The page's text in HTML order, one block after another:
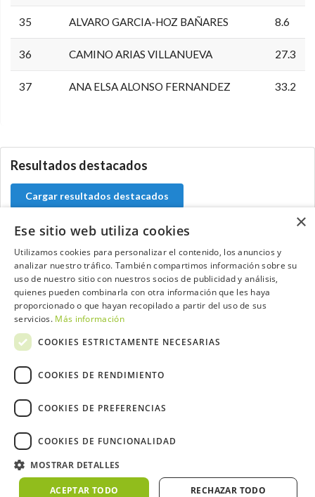
35 ALVARO GARCIA-HOZ BAÑARES 8.6
36 CAMINO ARIAS VILLANUEVA 27.3
37 ANA ELSA ALONSO FERNANDEZ 33.2
Resultados destacados
Cargar resultados destacados
Contacta con el equipo de NextCaddy
Opina Contacta
2026 ©NextCaddy.
Política de Cookies
Política de Privacidad
Términos y Condiciones
Meteo ©AEMET Meteo ©DarkSky
×
Ese sitio web utiliza cookies
Utilizamos cookies para personalizar el contenido, los anuncios y
analizar nuestro tráfico. También compartimos información sobre su
uso de nuestro sitio con nuestros socios de publicidad y análisis,
quienes pueden combinarla con otra información que les haya
proporcionado o que hayan recopilado a partir del uso de sus
servicios. Más información
COOKIES ESTRICTAMENTE NECESARIAS
COOKIES DE RENDIMIENTO
COOKIES DE PREFERENCIAS
COOKIES DE FUNCIONALIDAD
MOSTRAR DETALLES
ACEPTAR TODO RECHAZAR TODO